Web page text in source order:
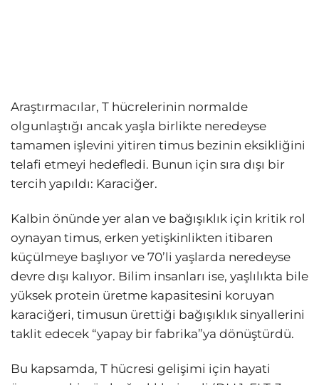
Araştırmacılar, T hücrelerinin normalde
olgunlaştığı ancak yaşla birlikte neredeyse
tamamen işlevini yitiren timus bezinin eksikliğini
telafi etmeyi hedefledi. Bunun için sıra dışı bir
tercih yapıldı: Karaciğer.
Kalbin önünde yer alan ve bağışıklık için kritik rol
oynayan timus, erken yetişkinlikten itibaren
küçülmeye başlıyor ve 70’li yaşlarda neredeyse
devre dışı kalıyor. Bilim insanları ise, yaşlılıkta bile
yüksek protein üretme kapasitesini koruyan
karaciğeri, timusun ürettiği bağışıklık sinyallerini
taklit edecek “yapay bir fabrika”ya dönüştürdü.
Bu kapsamda, T hücresi gelişimi için hayati